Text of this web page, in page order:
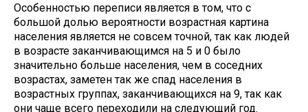
Особенностью переписи является в том, что с
большой долью вероятности возрастная картина
населения является не совсем точной, так как людей
в возрасте заканчивающимся на 5 и 0 было
значительно больше населения, чем в соседних
возрастах, заметен так же спад населения в
возрастных группах, заканчивающихся на 9, так как
они чаще всего переходили на следующий год.